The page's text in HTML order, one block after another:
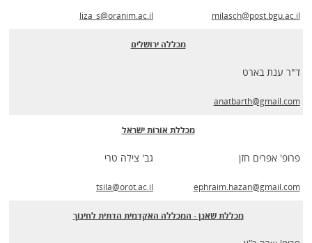
milasch@post.bgu.ac.il
liza_s@oranim.ac.il
מכללה ירושלים
ד"ר ענת בארט
anatbarth@gmail.com
מכללת אורות ישראל
פרופ' אפרים חזן
ephraim.hazan@gmail.com
גב' צילה טרי
tsila@orot.ac.il
מכללת שאנן - המכללה האקדמית הדתית לחינוך